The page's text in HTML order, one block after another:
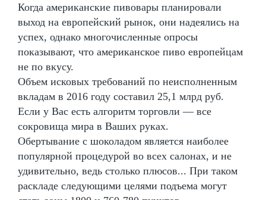
Когда американские пивовары планировали
выход на европейский рынок, они надеялись на
успех, однако многочисленные опросы
показывают, что американское пиво европейцам
не по вкусу.
Объем исковых требований по неисполненным
вкладам в 2016 году составил 25,1 млрд руб.
Если у Вас есть алгоритм торговли — все
сокровища мира в Ваших руках.
Обертывание с шоколадом является наиболее
популярной процедурой во всех салонах, и не
удивительно, ведь столько плюсов... При таком
раскладе следующими целями подъема могут